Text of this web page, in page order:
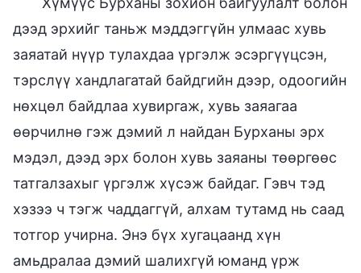
дээд эрхийг таньж мэддэггүйн улмаас хувь
заяатай нүүр тулахдаа үргэлж эсэргүүцсэн,
тэрслүү хандлагатай байдгийн дээр, одоогийн
нөхцөл байдлаа хувиргаж, хувь заяагаа
өөрчилнө гэж дэмий л найдан Бурханы эрх
мэдэл, дээд эрх болон хувь заяаны төөргөөс
татгалзахыг үргэлж хүсэж байдаг. Гэвч тэд
хэзээ ч тэгж чаддаггүй, алхам тутамд нь саад
тотгор учирна. Энэ бүх хугацаанд хүн
амьдралаа дэмий шалихгүй юманд үрж